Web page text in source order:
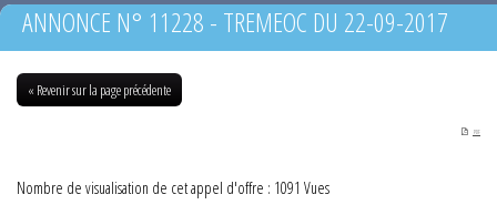
ANNONCE N° 11228 - TREMEOC DU 22-09-2017
« Revenir sur la page précédente
PDF
Nombre de visualisation de cet appel d'offre : 1091 Vues